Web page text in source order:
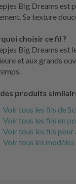
Big Dreams est
Sa texture
choisir ce fil ?
Big Dreams
et aux grands
produits
Voir tous les fils de
Voir tous les fils en
Voir tous les fils pour
Voir tous les